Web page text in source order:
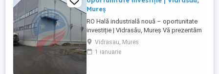
Mureș
RO Hală industrială nouă – oportunitate
investiție | Vidrasău, Mureș Vă prezentăm
o proprietate industrială modernă, situată
strategic în parcul industrial din Vidrasău
(Ungheni, jud. Mureș), ideală pentru
Vidrasau, Mures
1 ianuarie